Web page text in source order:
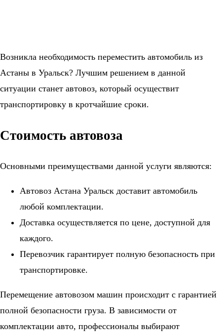
Возникла необходимость переместить автомобиль из
Астаны в Уральск? Лучшим решением в данной
ситуации станет автовоз, который осуществит
транспортировку в кротчайшие сроки.
Стоимость автовоза
Основными преимуществами данной услуги являются:
Автовоз Астана Уральск доставит автомобиль
любой комплектации.
Доставка осуществляется по цене, доступной для
каждого.
Перевозчик гарантирует полную безопасность при
транспортировке.
Перемещение автовозом машин происходит с гарантией
полной безопасности груза. В зависимости от
комплектации авто, профессионалы выбирают